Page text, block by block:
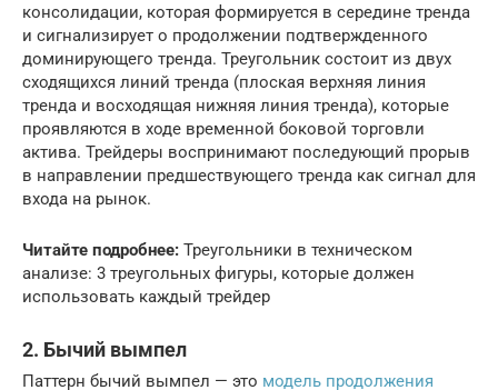
консолидации, которая формируется в середине тренда
и сигнализирует о продолжении подтвержденного
доминирующего тренда. Треугольник состоит из двух
сходящихся линий тренда (плоская верхняя линия
тренда и восходящая нижняя линия тренда), которые
проявляются в ходе временной боковой торговли
актива. Трейдеры воспринимают последующий прорыв
в направлении предшествующего тренда как сигнал для
входа на рынок.
Читайте подробнее: Треугольники в техническом
анализе: 3 треугольных фигуры, которые должен
использовать каждый трейдер
2. Бычий вымпел
Паттерн бычий вымпел — это модель продолжения